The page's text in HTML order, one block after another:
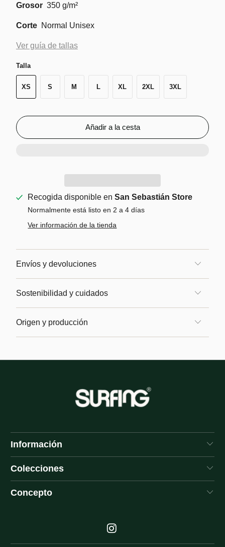
Grosor 350 g/m²
CorteNormal Unisex
Ver guía de tallas
Talla
XS S M L XL 2XL 3XL
Añadir a la cesta
Recogida disponible enSan Sebastián Store
Normalmente está listo en 2 a 4 días
Ver información de la tienda
Envíos y devoluciones
Sostenibilidad y cuidados
Origen y producción
Información
Colecciones
Concepto